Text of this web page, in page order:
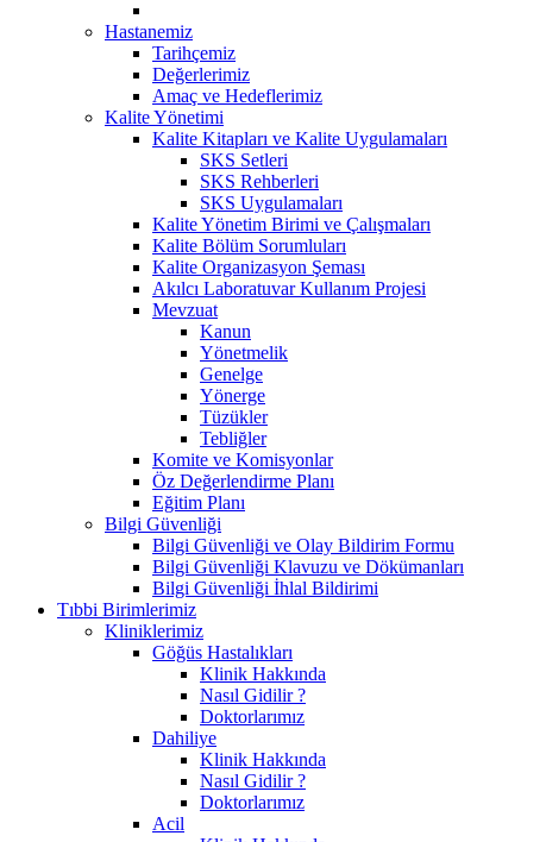
Hastanemiz
Tarihçemiz
Değerlerimiz
Amaç ve Hedeflerimiz
Kalite Yönetimi
Kalite Kitapları ve Kalite Uygulamaları
SKS Setleri
SKS Rehberleri
SKS Uygulamaları
Kalite Yönetim Birimi ve Çalışmaları
Kalite Bölüm Sorumluları
Kalite Organizasyon Şeması
Akılcı Laboratuvar Kullanım Projesi
Mevzuat
Kanun
Yönetmelik
Genelge
Yönerge
Tüzükler
Tebliğler
Komite ve Komisyonlar
Öz Değerlendirme Planı
Eğitim Planı
Bilgi Güvenliği
Bilgi Güvenliği ve Olay Bildirim Formu
Bilgi Güvenliği Klavuzu ve Dökümanları
Bilgi Güvenliği İhlal Bildirimi
Tıbbi Birimlerimiz
Kliniklerimiz
Göğüs Hastalıkları
Klinik Hakkında
Nasıl Gidilir ?
Doktorlarımız
Dahiliye
Klinik Hakkında
Nasıl Gidilir ?
Doktorlarımız
Acil